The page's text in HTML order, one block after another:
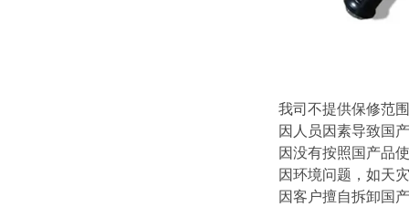
我司不提供保修范
因人员因素导致国
因没有按照国产品
因环境问题，如天
因客户擅自拆卸国